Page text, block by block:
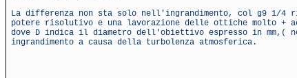
La differenza non sta solo nell'ingrandimento, col g9 1/4
potere risolutivo e una lavorazione delle ottiche molto +
dove D indica il diametro dell'obiettivo espresso in mm,(
ingrandimento a causa della turbolenza atmosferica.